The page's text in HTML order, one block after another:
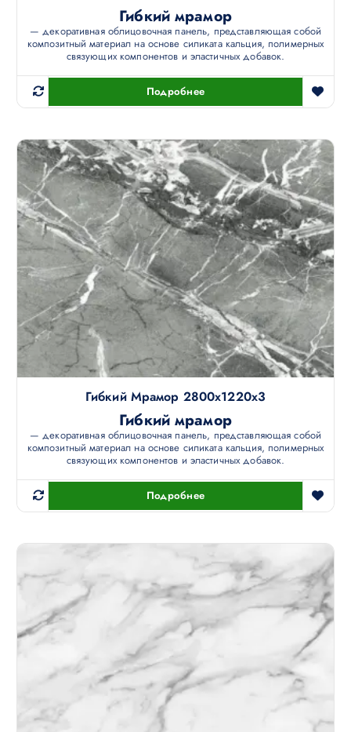
Гибкий мрамор
— декоративная облицовочная панель, представляющая собой
композитный материал на основе силиката кальция, полимерных
связующих компонентов и эластичных добавок.
Подробнее
Гибкий Мрамор 2800х1220х3
Гибкий мрамор
— декоративная облицовочная панель, представляющая собой
композитный материал на основе силиката кальция, полимерных
связующих компонентов и эластичных добавок.
Подробнее